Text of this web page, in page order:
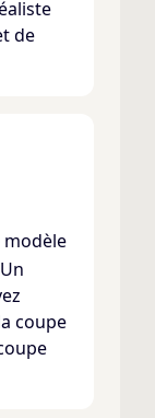
de
coupe